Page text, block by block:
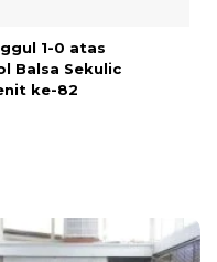
1-0 atas
Balsa Sekulic
ke-82